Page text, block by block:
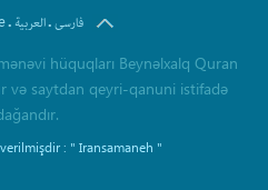
. العربیة.فارسی
hüquqları Beynəlxalq Quran
və saytdan qeyri-qanuni istifadə
: " Iransamaneh "